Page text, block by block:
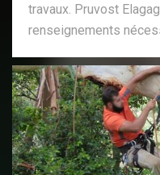
travaux. Pruvost
renseignements